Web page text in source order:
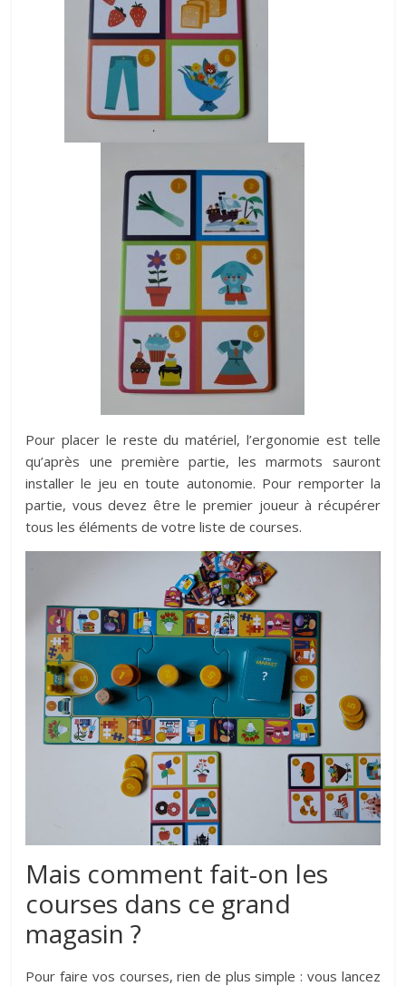
Pour placer le reste du matériel, l’ergonomie est telle
qu’après une première partie, les marmots sauront
installer le jeu en toute autonomie. Pour remporter la
partie, vous devez être le premier joueur à récupérer
tous les éléments de votre liste de courses.
Mais comment fait-on les
courses dans ce grand
magasin ?
Pour faire vos courses, rien de plus simple : vous lancez